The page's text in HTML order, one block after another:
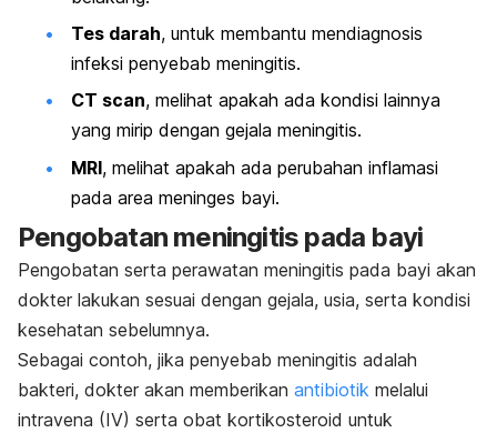
Tes darah, untuk membantu mendiagnosis
infeksi penyebab meningitis.
CT scan, melihat apakah ada kondisi lainnya
yang mirip dengan gejala meningitis.
MRI, melihat apakah ada perubahan inflamasi
pada area meninges bayi.
Pengobatan meningitis pada bayi
Pengobatan serta perawatan meningitis pada bayi akan
dokter lakukan sesuai dengan gejala, usia, serta kondisi
kesehatan sebelumnya.
Sebagai contoh, jika penyebab meningitis adalah
bakteri, dokter akan memberikan antibiotik melalui
intravena (IV) serta obat kortikosteroid untuk